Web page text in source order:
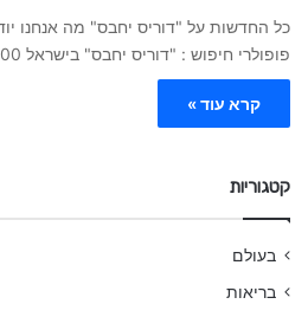
כל החדשות על "דוריס יחבס" מה אנחנו
פופולרי חיפוש : "דוריס יחבס" בישראל 2,000+…
קרא עוד »
קטגוריות
בעולם
בריאות